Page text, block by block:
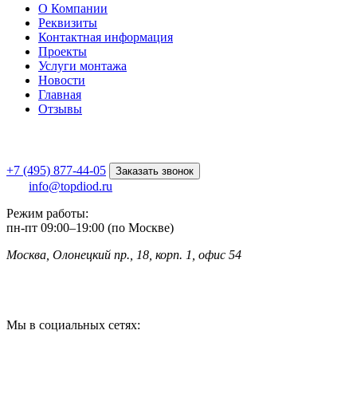
О Компании
Реквизиты
Контактная информация
Проекты
Услуги монтажа
Новости
Главная
Отзывы
+7 (495) 877-44-05 Заказать звонок
info@topdiod.ru
Режим работы:
пн-пт 09:00–19:00 (по Москве)
Москва, Олонецкий пр., 18, корп. 1, офис 54
Мы в социальных сетях: